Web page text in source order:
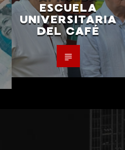
ESCUELA
UNIVERSITARIA
DEL CAFÉ